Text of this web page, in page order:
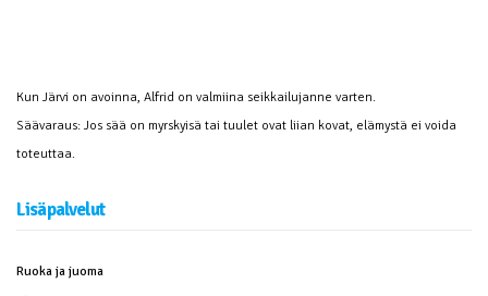
Kun Järvi on avoinna, Alfrid on valmiina seikkailujanne varten.
Säävaraus: Jos sää on myrskyisä tai tuulet ovat liian kovat, elämystä ei voida
toteuttaa.
Lisäpalvelut
Ruoka ja juoma